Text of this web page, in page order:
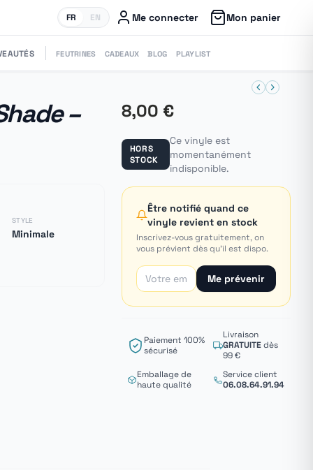
FR EN Me connecter Mon panier
FEUTRINES CADEAUX BLOG PLAYLIST
‎–
STYLE
Minimale
8,00 €
HORS
STOCK
Ce vinyle est
momentanément
indisponible.
Être notifié quand ce
vinyle revient en stock
Inscrivez-vous gratuitement, on
vous prévient dès qu'il est dispo.
Me prévenir
Paiement 100%
sécurisé
Livraison
GRATUITEdès
99 €
Emballage de
haute qualité
Service client
06.08.64.91.94